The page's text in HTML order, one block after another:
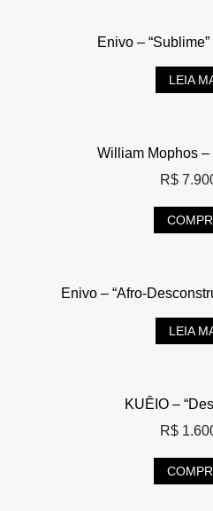
Enivo –
LEIA
William Mophos –
R$
Enivo – “Afro-
LEIA
KUÊIO –
R$